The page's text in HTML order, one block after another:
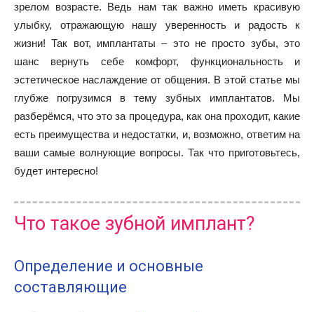
зрелом возрасте. Ведь нам так важно иметь красивую
улыбку, отражающую нашу уверенность и радость к
жизни! Так вот, имплантаты – это не просто зубы, это
шанс вернуть себе комфорт, функциональность и
эстетическое наслаждение от общения. В этой статье мы
глубже погрузимся в тему зубных имплантатов. Мы
разберёмся, что это за процедура, как она проходит, какие
есть преимущества и недостатки, и, возможно, ответим на
ваши самые волнующие вопросы. Так что приготовьтесь,
будет интересно!
Что такое зубной имплант?
Определение и основные
составляющие